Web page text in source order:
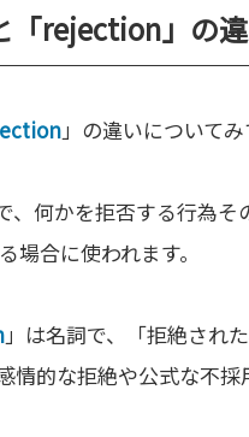
「rejection」の
」の違いについてみ
、何かを拒否する行為
場合に使われます。
」は名詞で、「拒絶され
情的な拒絶や公式な不採